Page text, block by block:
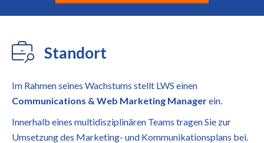
Standort
Im Rahmen seines Wachstums stellt LWS einen
Communications & Web Marketing Managerein.
Innerhalb eines multidisziplinären Teams tragen Sie zur
Umsetzung des Marketing- und Kommunikationsplans bei.